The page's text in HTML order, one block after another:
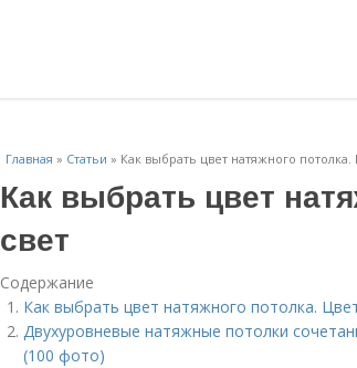
Главная » Статьи » Как выбрать цвет натяжного потолка.
Как выбрать цвет
свет
Содержание
Как выбрать цвет натяжного потолка.
Двухуровневые натяжные потолки
(100 фото)